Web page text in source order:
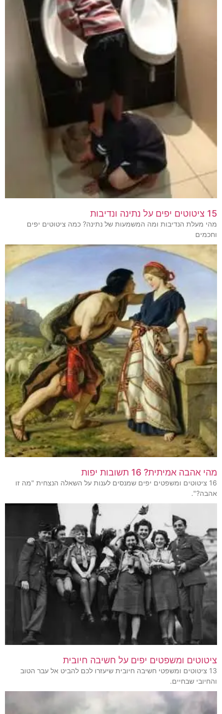
15 ציטוטים יפים על נתינה ונדיבות
מהי מעלת הנדיבות ומה המשמעות של נתינה? כמה ציטוטים יפים
וחכמים
מהי אהבה אמיתית? 16 תשובות יפות
16 ציטוטים ומשפטים יפים שמנסים לענות על השאלה הנצחית "מה זו
אהבה?".
ציטוטים ומשפטים יפים על חשיבה חיובית
13 ציטוטים ומשפטי חשיבה חיובית שיעזרו לכם להביט אל עבר הטוב
והחיובי שבחיים.